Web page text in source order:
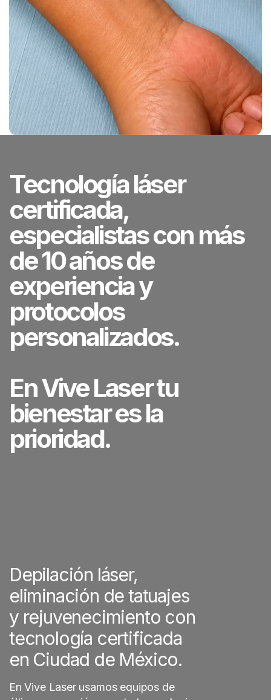
Tecnología láser
certificada,
especialistas con más
de 10 años de
experiencia y
protocolos
personalizados.
En Vive Laser tu
bienestar es la
prioridad.
Depilación láser,
eliminación de tatuajes
y rejuvenecimiento con
tecnología certificada
en Ciudad de México.
En Vive Laser usamos equipos de